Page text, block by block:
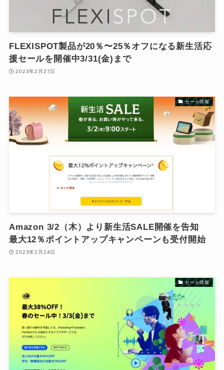
FLEXISPOT製品が20％〜25％オフになる新生活応
援セールを開催中3/31(金)まで
2023年2月27日
セール情報
Amazon 3/2（木）より新生活SALE開催を告知
最大12％ポイントアップキャンペーンも受付開始
2023年2月24日
セール情報